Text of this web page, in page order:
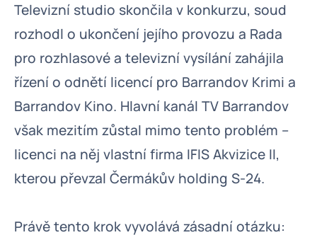
Televizní studio skončila v konkurzu, soud
rozhodl o ukončení jejího provozu a Rada
pro rozhlasové a televizní vysílání zahájila
řízení o odnětí licencí pro Barrandov Krimi a
Barrandov Kino. Hlavní kanál TV Barrandov
však mezitím zůstal mimo tento problém –
licenci na něj vlastní firma IFIS Akvizice II,
kterou převzal Čermákův holding S-24.
Právě tento krok vyvolává zásadní otázku: